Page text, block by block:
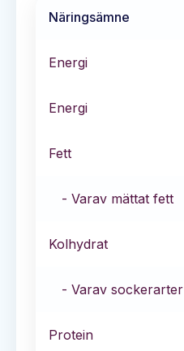
Näringsämne
Energi
Energi
Fett
- Varav mättat fett
Kolhydrat
- Varav sockerarter
Protein